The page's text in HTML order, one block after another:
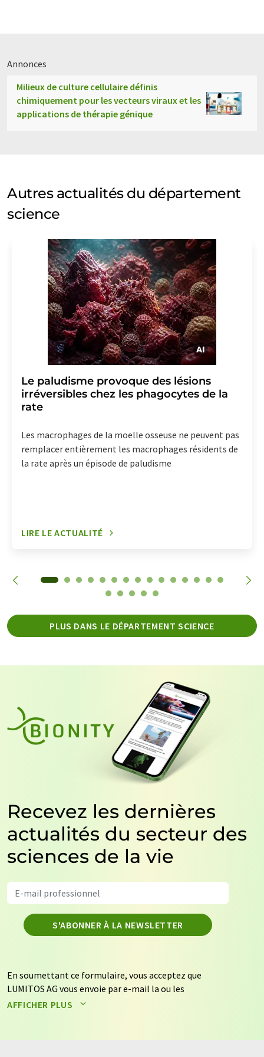
Annonces
Milieux de culture cellulaire définis
chimiquement pour les vecteurs viraux et les
applications de thérapie génique
Autres actualités du département
science
Le paludisme provoque des lésions
irréversibles chez les phagocytes de la
rate
Les macrophages de la moelle osseuse ne peuvent pas
remplacer entièrement les macrophages résidents de
la rate après un épisode de paludisme
LIRE LE ACTUALITÉ
PLUS DANS LE DÉPARTEMENT SCIENCE
Recevez les dernières
actualités du secteur des
sciences de la vie
S'ABONNER À LA NEWSLETTER
En soumettant ce formulaire, vous acceptez que
LUMITOS AG vous envoie par e-mail la ou les
newsletters sélectionnées ci-dessus. Vos données ne
protection des données
. LUMITOS peut vous contacter
AFFICHER PLUS